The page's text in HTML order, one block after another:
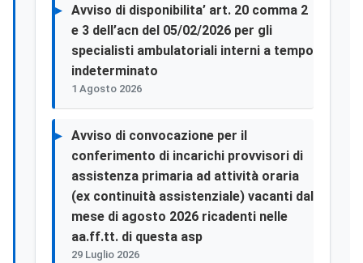
Avviso di disponibilita’ art. 20 comma 2
e 3 dell’acn del 05/02/2026 per gli
specialisti ambulatoriali interni a tempo
indeterminato
1 Agosto 2026
Avviso di convocazione per il
conferimento di incarichi provvisori di
assistenza primaria ad attività oraria
(ex continuità assistenziale) vacanti dal
mese di agosto 2026 ricadenti nelle
aa.ff.tt. di questa asp
29 Luglio 2026